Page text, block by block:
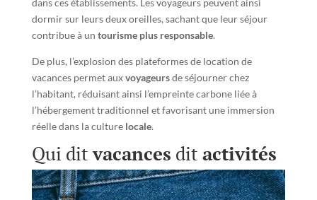
dans ces établissements. Les voyageurs peuvent ainsi
dormir sur leurs deux oreilles, sachant que leur séjour
contribue à un tourisme plus responsable.
De plus, l’explosion des plateformes de location de
vacances permet auxvoyageursde séjourner chez
l’habitant, réduisant ainsi l’empreinte carbone liée à
l’hébergement traditionnel et favorisant une immersion
réelle dans la culture locale.
Qui ditvacances dit activités